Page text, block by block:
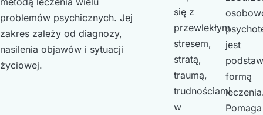
problemów psychicznych. Jej
zakres zależy od diagnozy,
nasilenia objawów i sytuacji
życiowej.
się z
przewlekłym
stresem,
stratą,
traumą,
trudnościami
w
jest
formą
Pomaga